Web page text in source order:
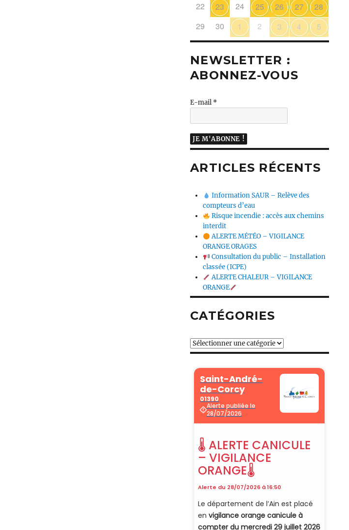
22
23 24 25 26 27
28
29
30 1 2 3 4 5
NEWSLETTER :
ABONNEZ-VOUS
E-mail *
ARTICLES RÉCENTS
Information SAUR – Relève des
compteurs d’eau
Risque incendie : accès aux chemins
interdit
ALERTE MÉTÉO – VIGILANCE
ORANGE ORAGES
Consultation du public – Installation
classée (ICPE)
ALERTE CHALEUR – VIGILANCE
ORANGE
CATÉGORIES
Catégories